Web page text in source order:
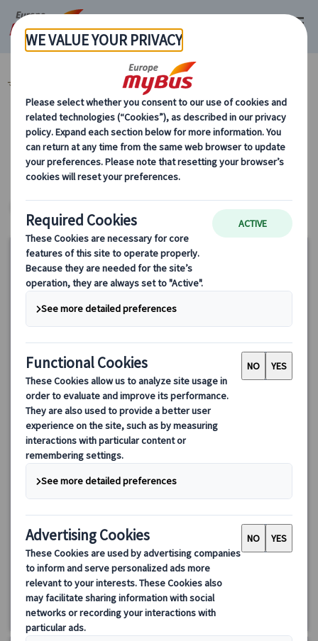
マイバス・ヨーロッパ オーストリア (18) 市内観光 (15)
カテゴリーから探す
市内観光
【プライベート】日本語公認ガイドと行くザルツブルクプライ
ベート半日観光午前/午後（ザルツブルクカード付き）
世界文化遺産にも登録され、モーツァルトの生誕地として有名
な、音楽と歴史が融合した美しい都市ザルツブルクを、日本語公
認ガイドと共に効率よく巡ります。
詳細を見る
月～金（6/4、10/26、12/8・24・25・31、1/1・6、3/26・29を
除く）約2.5時間